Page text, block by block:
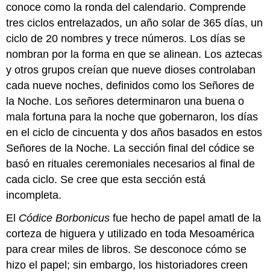
conoce como la ronda del calendario. Comprende
tres ciclos entrelazados, un año solar de 365 días, un
ciclo de 20 nombres y trece números. Los días se
nombran por la forma en que se alinean. Los aztecas
y otros grupos creían que nueve dioses controlaban
cada nueve noches, definidos como los Señores de
la Noche. Los señores determinaron una buena o
mala fortuna para la noche que gobernaron, los días
en el ciclo de cincuenta y dos años basados en estos
Señores de la Noche. La sección final del códice se
basó en rituales ceremoniales necesarios al final de
cada ciclo. Se cree que esta sección está
incompleta.
El Códice Borbonicus fue hecho de papel amatl de la
corteza de higuera y utilizado en toda Mesoamérica
para crear miles de libros. Se desconoce cómo se
hizo el papel; sin embargo, los historiadores creen